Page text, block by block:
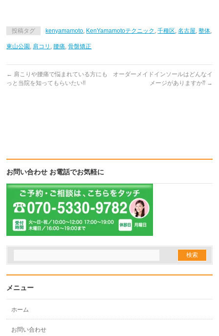
投稿タグ kenyamamoto, KenYamamotoテクニック ,千種区,名古屋,整体,
東山公園 , 肩コリ , 腰痛,骨盤矯正
← 肩こりや腰痛で悩まれている方にも
っと当院を知ってもらいたい!!
オーダーメイドインソールはどんなイ
メージがありますか⁇ →
お問い合わせ お電話でお気軽に
メニュー
ホーム
お問い合わせ